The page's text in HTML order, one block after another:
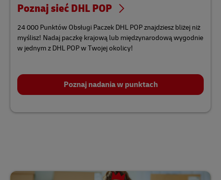
Poznaj sieć DHL POP
24 000 Punktów Obsługi Paczek DHL POP znajdziesz bliżej niż
myślisz! Nadaj paczkę krajową lub międzynarodową wygodnie
w jednym z DHL POP w Twojej okolicy!
Poznaj nadania w punktach